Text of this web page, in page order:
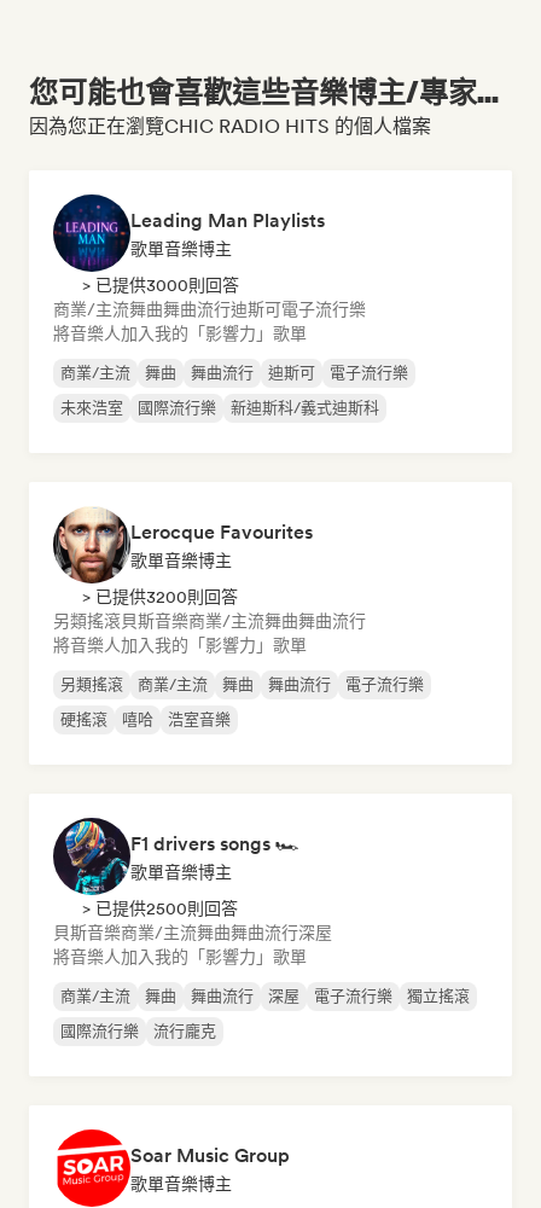
您可能也會喜歡這些音樂博主/專家...
因為您正在瀏覽CHIC RADIO HITS 的個人檔案
Leading Man Playlists
歌單音樂博主
> 已提供3000則回答
商業/主流舞曲舞曲流行迪斯可電子流行樂
將音樂人加入我的「影響力」歌單
商業/主流 舞曲 舞曲流行 迪斯可
電子流行樂
未來浩室
國際流行樂 新迪斯科/義式迪斯科
Lerocque Favourites
歌單音樂博主
> 已提供3200則回答
另類搖滾貝斯音樂商業/主流舞曲舞曲流行
將音樂人加入我的「影響力」歌單
另類搖滾 商業/主流 舞曲 舞曲流行
電子流行樂
硬搖滾
嘻哈 浩室音樂
F1 drivers songs 🏎️
歌單音樂博主
> 已提供2500則回答
貝斯音樂商業/主流舞曲舞曲流行深屋
將音樂人加入我的「影響力」歌單
商業/主流 舞曲 舞曲流行 深屋 電子流行樂
獨立搖滾
國際流行樂
流行龐克
Soar Music Group
歌單音樂博主